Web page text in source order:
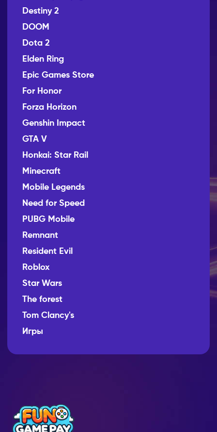
Destiny 2
DOOM
Dota 2
Elden Ring
Epic Games Store
For Honor
Forza Horizon
Genshin Impact
GTA V
Honkai: Star Rail
Minecraft
Mobile Legends
Need for Speed
PUBG Mobile
Remnant
Resident Evil
Roblox
Star Wars
The forest
Tom Clancy's
Игры